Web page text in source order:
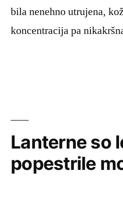
bila nenehno utrujena,
koncentracija pa
Lanterne so
popestrile